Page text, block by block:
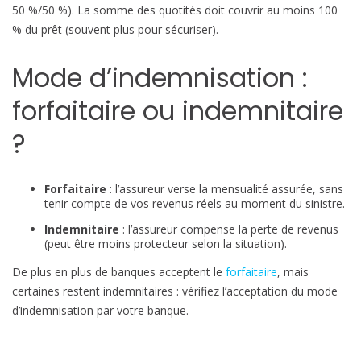
50 %/50 %). La somme des quotités doit couvrir au moins 100
% du prêt (souvent plus pour sécuriser).
Mode d’indemnisation :
forfaitaire ou indemnitaire
?
Forfaitaire : l’assureur verse la mensualité assurée, sans
tenir compte de vos revenus réels au moment du sinistre.
Indemnitaire : l’assureur compense la perte de revenus
(peut être moins protecteur selon la situation).
De plus en plus de banques acceptent le forfaitaire, mais
certaines restent indemnitaires : vérifiez l’acceptation du mode
d’indemnisation par votre banque.